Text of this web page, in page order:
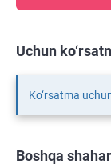
Uchun
Ko‘rsatma
Boshqa